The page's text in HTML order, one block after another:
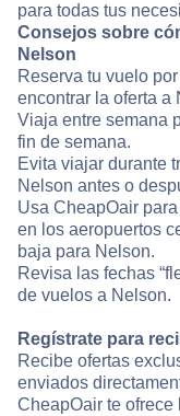
para todas tus
Consejos sobre
Nelson
Reserva tu vuelo
encontrar la oferta a
Viaja entre semana
fin de semana.
Evita viajar durante
Nelson antes o
Usa CheapOair
en los aeropuertos
baja para Nelson.
Revisa las fechas
de vuelos a Nelson.
Regístrate para
Recibe ofertas
enviados
CheapOair te